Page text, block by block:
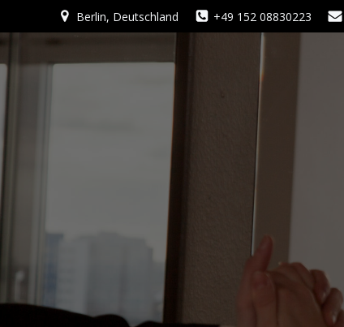
Inhalt
springen
Berlin, Deutschland +49 152 08830223